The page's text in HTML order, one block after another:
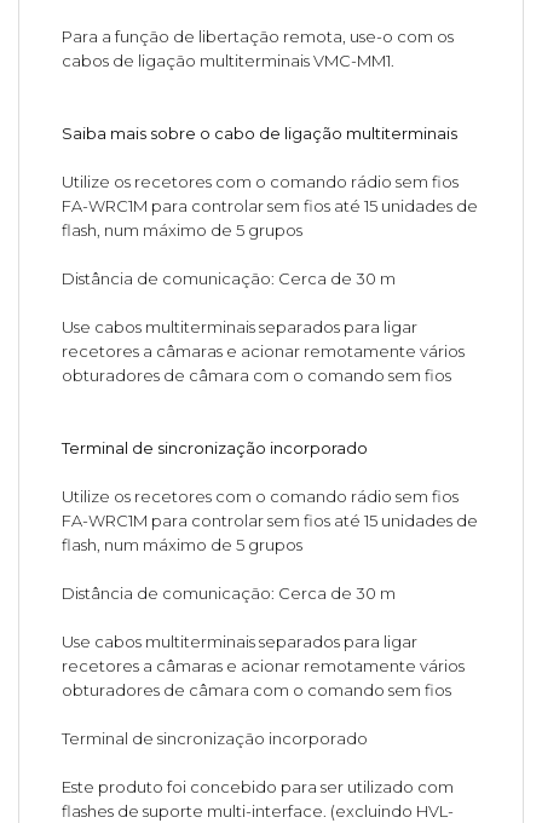
Para a função de libertação remota, use-o com os
cabos de ligação multiterminais VMC-MM1.
Saiba mais sobre o cabo de ligação multiterminais
Utilize os recetores com o comando rádio sem fios
FA-WRC1M para controlar sem fios até 15 unidades de
flash, num máximo de 5 grupos
Distância de comunicação: Cerca de 30 m
Use cabos multiterminais separados para ligar
recetores a câmaras e acionar remotamente vários
obturadores de câmara com o comando sem fios
Terminal de sincronização incorporado
Utilize os recetores com o comando rádio sem fios
FA-WRC1M para controlar sem fios até 15 unidades de
flash, num máximo de 5 grupos
Distância de comunicação: Cerca de 30 m
Use cabos multiterminais separados para ligar
recetores a câmaras e acionar remotamente vários
obturadores de câmara com o comando sem fios
Terminal de sincronização incorporado
Este produto foi concebido para ser utilizado com
flashes de suporte multi-interface. (excluindo HVL-